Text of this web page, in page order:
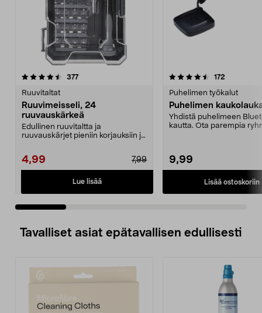
377arvostelut
Ruuvitaltat
Ruuvimeisseli, 24
ruuvauskärkeä
Edullinen ruuvitaltta ja
ruuvauskärjet pieniin korjauksiin ja
4,99 7,99
Lue lisää
4.5 viidestä
172
Puhelimen työkalut
Puhelimen
Yhdistä puhelimeen
kautta. Ota parempia
9,99
Lisää ostoskoriin
4.5 viidestä
Tavalliset asiat epätavallisen edullisesti